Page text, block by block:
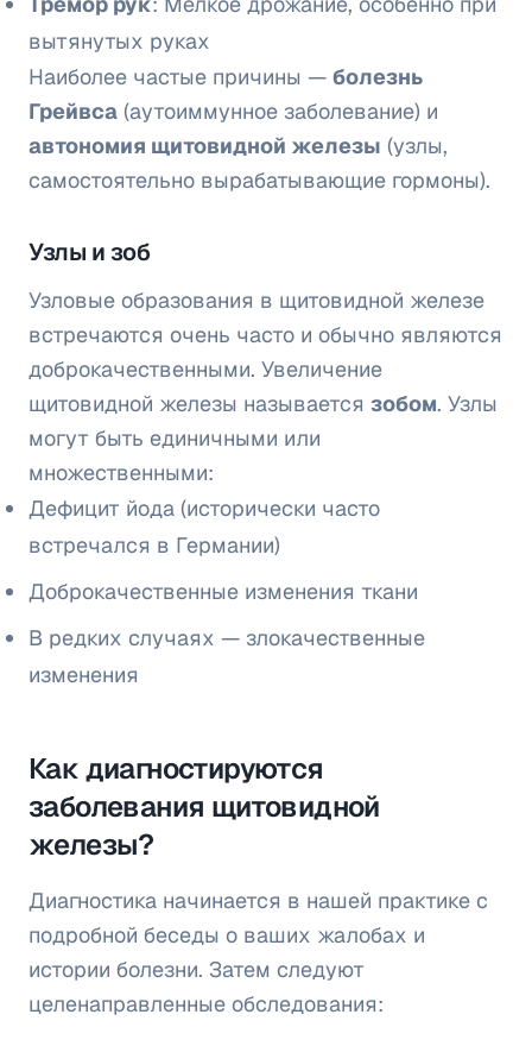
вытянутых руках
Наиболее частые причины — болезнь
Грейвса (аутоиммунное заболевание) и
автономия щитовидной железы (узлы,
самостоятельно вырабатывающие гормоны).
Узлы и зоб
Узловые образования в щитовидной железе
встречаются очень часто и обычно являются
доброкачественными. Увеличение
щитовидной железы называется зобом. Узлы
могут быть единичными или
множественными:
Дефицит йода (исторически часто
встречался в Германии)
Доброкачественные изменения ткани
В редких случаях — злокачественные
изменения
Как диагностируются
заболевания щитовидной
железы?
Диагностика начинается в нашей практике с
подробной беседы о ваших жалобах и
истории болезни. Затем следуют
целенаправленные обследования: